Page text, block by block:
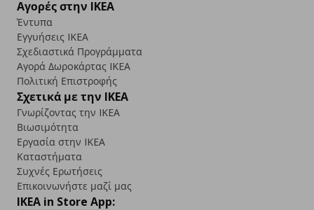
Αγορές στην IKEA
Έντυπα
Εγγυήσεις IKEA
Σχεδιαστικά Προγράμματα
Αγορά Δωρoκάρτας IKEA
Πολιτική Επιστροφής
Σχετικά με την IKEA
Γνωρίζοντας την IKEA
Βιωσιμότητα
Εργασία στην IKEA
Καταστήματα
Συχνές Ερωτήσεις
Επικοινωνήστε μαζί μας
IKEA in Store App: